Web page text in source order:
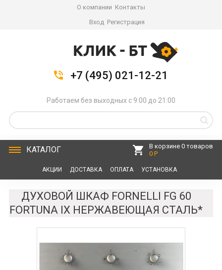
О компании Контакты
Вход Регистрация
+7 (495) 021-12-21
Работаем без выходных с 9:00 до 21:00
КАТАЛОГ
В корзине 0 товаров
0 Р
АКЦИИ ДОСТАВКА ОПЛАТА УСТАНОВКА
ДУХОВОЙ ШКАФ FORNELLI FG 60
FORTUNA IX НЕРЖАВЕЮЩАЯ СТАЛЬ*